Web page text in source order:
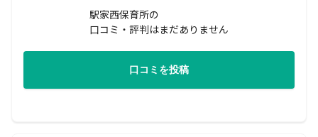
駅家西保育所の
口コミ・評判はまだありません
口コミを投稿